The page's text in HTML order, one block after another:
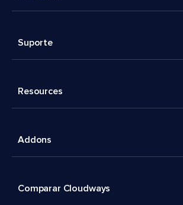
Suporte
Resources
Addons
Comparar Cloudways